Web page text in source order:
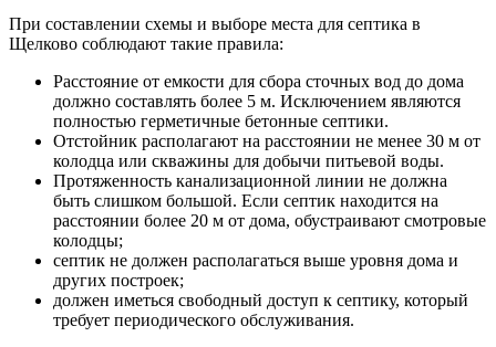
При составлении схемы и выборе места для септика в
Щелково соблюдают такие правила:
Расстояние от емкости для сбора сточных вод до дома
должно составлять более 5 м. Исключением являются
полностью герметичные бетонные септики.
Отстойник располагают на расстоянии не менее 30 м от
колодца или скважины для добычи питьевой воды.
Протяженность канализационной линии не должна
быть слишком большой. Если септик находится на
расстоянии более 20 м от дома, обустраивают смотровые
колодцы;
септик не должен располагаться выше уровня дома и
других построек;
должен иметься свободный доступ к септику, который
требует периодического обслуживания.